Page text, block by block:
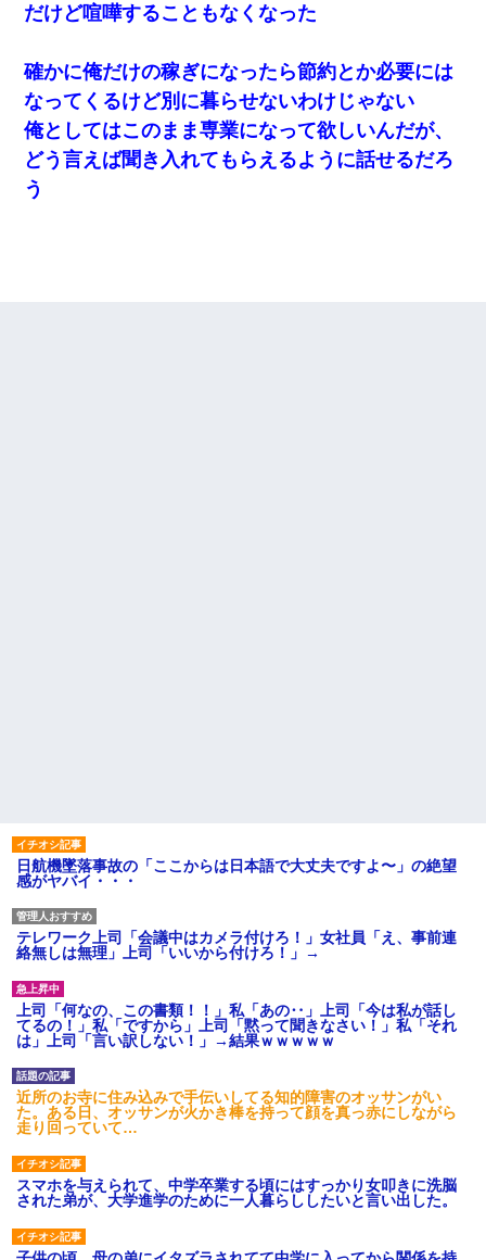
だけど喧嘩することもなくなった
確かに俺だけの稼ぎになったら節約とか必要には
なってくるけど別に暮らせないわけじゃない
俺としてはこのまま専業になって欲しいんだが、
どう言えば聞き入れてもらえるように話せるだろ
う
日航機墜落事故の「ここからは日本語で大丈夫ですよ〜」の絶望
感がヤバイ・・・
テレワーク上司「会議中はカメラ付けろ！」女社員「え、事前連
絡無しは無理」上司「いいから付けろ！」→
上司「何なの、この書類！！」私「あの‥」上司「今は私が話し
てるの！」私「ですから」上司「黙って聞きなさい！」私「それ
は」上司「言い訳しない！」→結果ｗｗｗｗｗ
近所のお寺に住み込みで手伝いしてる知的障害のオッサンがい
た。ある日、オッサンが火かき棒を持って顔を真っ赤にしながら
走り回っていて…
スマホを与えられて、中学卒業する頃にはすっかり女叩きに洗脳
された弟が、大学進学のために一人暮らししたいと言い出した。